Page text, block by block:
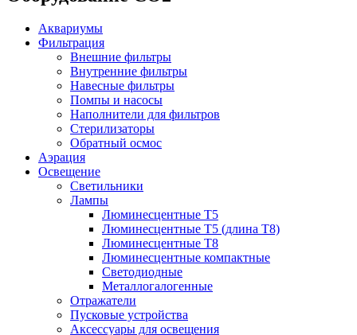
Аквариумы
Фильтрация
Внешние фильтры
Внутренние фильтры
Навесные фильтры
Помпы и насосы
Наполнители для фильтров
Стерилизаторы
Обратный осмос
Аэрация
Освещение
Светильники
Лампы
Люминесцентные T5
Люминесцентные T5 (длина T8)
Люминесцентные T8
Люминесцентные компактные
Светодиодные
Металлогалогенные
Отражатели
Пусковые устройства
Аксессуары для освещения